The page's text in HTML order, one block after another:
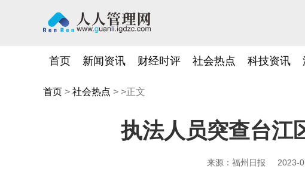
首页 新闻资讯 财经时评 社会热点 科技资讯
首页 > 社会热点 > >正文
执法人员突查台江
来源：福州日报 2023-